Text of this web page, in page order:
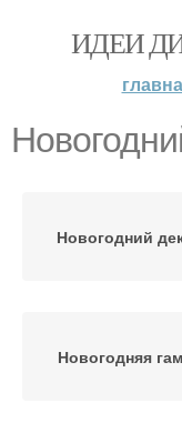
ИДЕИ
Новогодний
Новогодняя